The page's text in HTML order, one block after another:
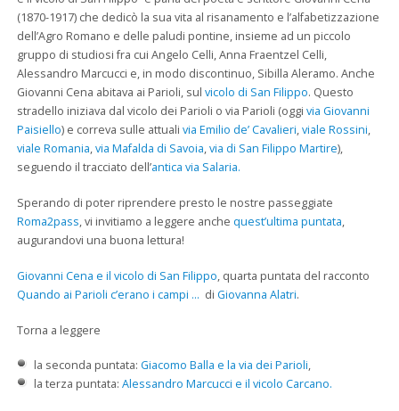
(1870-1917) che dedicò la sua vita al risanamento e l’alfabetizzazione
dell’Agro Romano e delle paludi pontine, insieme ad un piccolo
gruppo di studiosi fra cui Angelo Celli, Anna Fraentzel Celli,
Alessandro Marcucci e, in modo discontinuo, Sibilla Aleramo. Anche
Giovanni Cena abitava ai Parioli, sul vicolo di San Filippo. Questo
stradello iniziava dal vicolo dei Parioli o via Parioli (oggi via Giovanni
Paisiello) e correva sulle attuali via Emilio de’ Cavalieri,viale Rossini,
viale Romania,via Mafalda di Savoia,via di San Filippo Martire),
seguendo il tracciato dell’antica via Salaria.
Sperando di poter riprendere presto le nostre passeggiate
Roma2pass, vi invitiamo a leggere anche quest’ultima puntata,
augurandovi una buona lettura!
Giovanni Cena e il vicolo di San Filippo, quarta puntata del racconto
Quando ai Parioli c’erano i campi … di Giovanna Alatri.
Torna a leggere
la seconda puntata: Giacomo Balla e la via dei Parioli,
la terza puntata: Alessandro Marcucci e il vicolo Carcano.